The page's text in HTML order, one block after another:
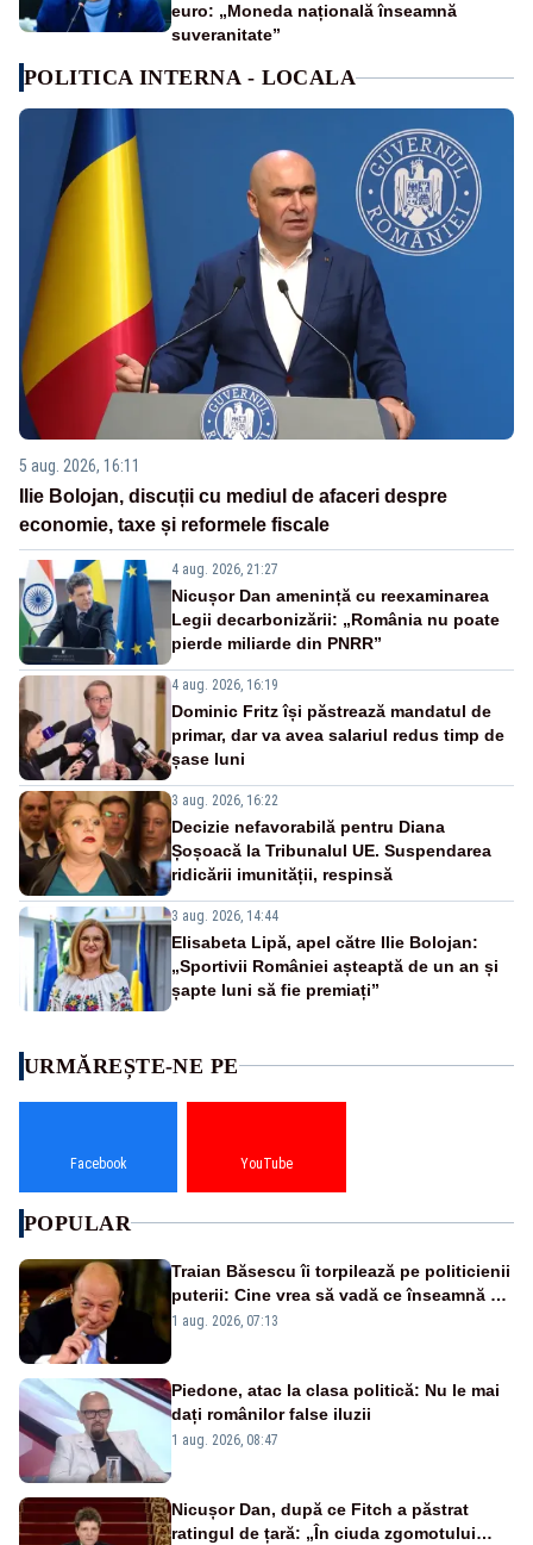
euro: „Moneda națională înseamnă
suveranitate”
POLITICA INTERNA - LOCALA
5 aug. 2026, 16:11
Ilie Bolojan, discuții cu mediul de afaceri despre
economie, taxe și reformele fiscale
4 aug. 2026, 21:27
Nicușor Dan amenință cu reexaminarea
Legii decarbonizării: „România nu poate
pierde miliarde din PNRR”
4 aug. 2026, 16:19
Dominic Fritz își păstrează mandatul de
primar, dar va avea salariul redus timp de
șase luni
3 aug. 2026, 16:22
Decizie nefavorabilă pentru Diana
Șoșoacă la Tribunalul UE. Suspendarea
ridicării imunității, respinsă
3 aug. 2026, 14:44
Elisabeta Lipă, apel către Ilie Bolojan:
„Sportivii României așteaptă de un an și
șapte luni să fie premiați”
URMĂREȘTE-NE PE
Facebook YouTube
POPULAR
Traian Băsescu îi torpilează pe politicienii
puterii: Cine vrea să vadă ce înseamnă să
fii prost, se uită la România
1 aug. 2026, 07:13
Piedone, atac la clasa politică: Nu le mai
dați românilor false iluzii
1 aug. 2026, 08:47
Nicușor Dan, după ce Fitch a păstrat
ratingul de țară: „În ciuda zgomotului